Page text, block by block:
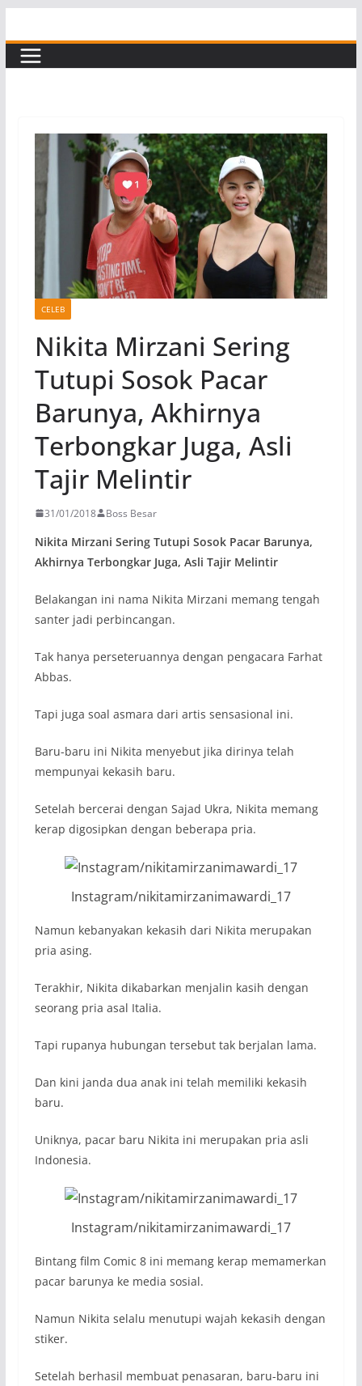
to
content
CELEB
Nikita Mirzani Sering
Tutupi Sosok Pacar
Barunya, Akhirnya
Terbongkar Juga, Asli
Tajir Melintir
31/01/2018 Boss Besar
Nikita Mirzani Sering Tutupi Sosok Pacar Barunya,
Akhirnya Terbongkar Juga, Asli Tajir Melintir
Belakangan ini nama Nikita Mirzani memang tengah
santer jadi perbincangan.
Tak hanya perseteruannya dengan pengacara Farhat
Abbas.
Tapi juga soal asmara dari artis sensasional ini.
Baru-baru ini Nikita menyebut jika dirinya telah
mempunyai kekasih baru.
Setelah bercerai dengan Sajad Ukra, Nikita memang
kerap digosipkan dengan beberapa pria.
Instagram/nikitamirzanimawardi_17
Namun kebanyakan kekasih dari Nikita merupakan
pria asing.
Terakhir, Nikita dikabarkan menjalin kasih dengan
seorang pria asal Italia.
Tapi rupanya hubungan tersebut tak berjalan lama.
Dan kini janda dua anak ini telah memiliki kekasih
baru.
Uniknya, pacar baru Nikita ini merupakan pria asli
Indonesia.
Instagram/nikitamirzanimawardi_17
Bintang film Comic 8 ini memang kerap memamerkan
pacar barunya ke media sosial.
Namun Nikita selalu menutupi wajah kekasih dengan
stiker.
Setelah berhasil membuat penasaran, baru-baru ini